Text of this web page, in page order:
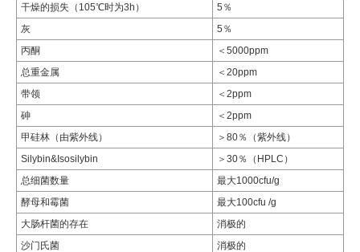
干燥的损失（105℃时为3h）
5％
灰
5％
丙酮
＜5000ppm
总重金属
＜20ppm
带领
＜2ppm
砷
＜2ppm
甲硅林（由紫外线）
＞80％（紫外线）
Silybin&Isosilybin
＞30％（HPLC）
总细菌数量
最大1000cfu/g
酵母和霉菌
最大100cfu /g
大肠杆菌的存在
消极的
沙门氏菌
消极的